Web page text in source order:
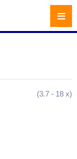
(3.7 - 18 x)
≡